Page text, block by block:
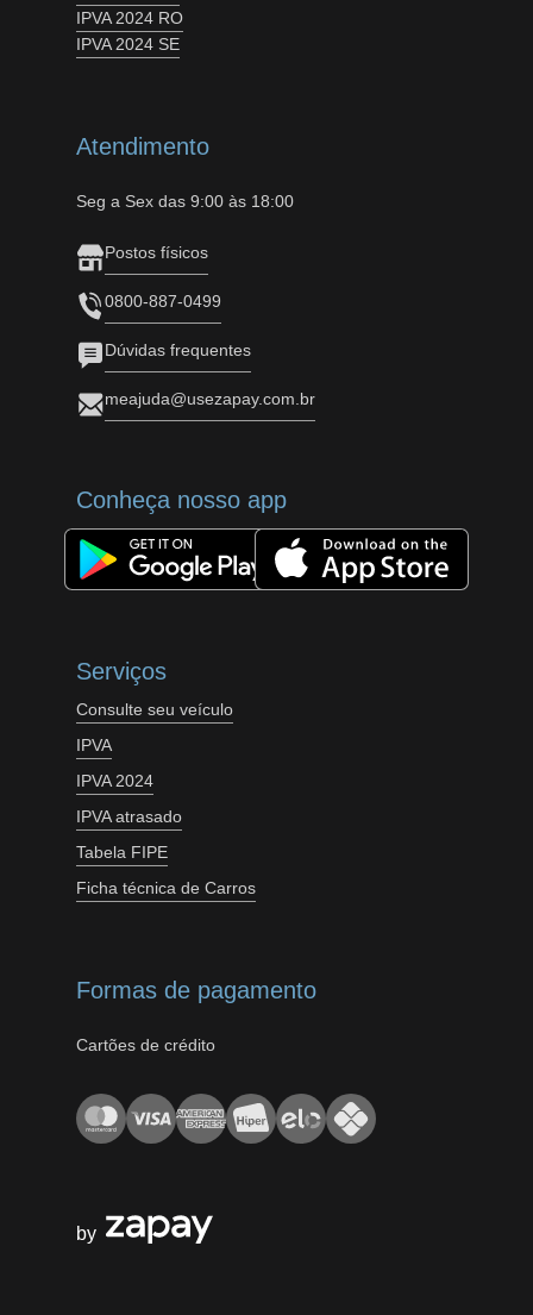
IPVA 2024 RO
IPVA 2024 SE
Atendimento
Seg a Sex das 9:00 às 18:00
Postos físicos
0800-887-0499
Dúvidas frequentes
meajuda@usezapay.com.br
Conheça nosso app
Serviços
Consulte seu veículo
IPVA
IPVA 2024
IPVA atrasado
Tabela FIPE
Ficha técnica de Carros
Formas de pagamento
Cartões de crédito
by